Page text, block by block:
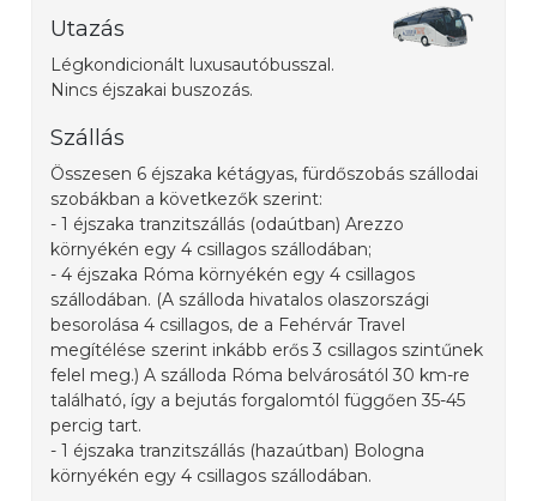
Utazás
Légkondicionált luxusautóbusszal.
Nincs éjszakai buszozás.
Szállás
Összesen 6 éjszaka kétágyas, fürdőszobás szállodai
szobákban a következők szerint:
- 1 éjszaka tranzitszállás (odaútban) Arezzo
környékén egy 4 csillagos szállodában;
- 4 éjszaka Róma környékén egy 4 csillagos
szállodában. (A szálloda hivatalos olaszországi
besorolása 4 csillagos, de a Fehérvár Travel
megítélése szerint inkább erős 3 csillagos szintűnek
felel meg.) A szálloda Róma belvárosától 30 km-re
található, így a bejutás forgalomtól függően 35-45
percig tart.
- 1 éjszaka tranzitszállás (hazaútban) Bologna
környékén egy 4 csillagos szállodában.